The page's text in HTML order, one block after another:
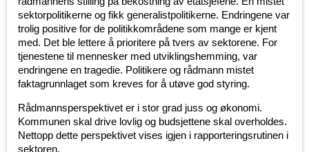
sektorpolitikerne og fikk generalistpolitikerne. Endringene var
trolig positive for de politikkområdene som mange er kjent
med. Det ble lettere å prioritere på tvers av sektorene. For
tjenestene til mennesker med utviklingshemming, var
endringene en tragedie. Politikere og rådmann mistet
faktagrunnlaget som kreves for å utøve god styring.
Rådmannsperspektivet er i stor grad juss og økonomi.
Kommunen skal drive lovlig og budsjettene skal overholdes.
Nettopp dette perspektivet vises igjen i rapporteringsrutinen i
sektoren.